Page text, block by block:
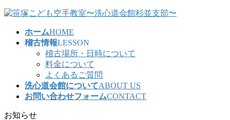
コ
ナ
ホームHOME
稽古情報LESSON
稽古場所・日時について
料金について
よくあるご質問
洗心道会館についてABOUT US
お問い合わせフォームCONTACT
お知らせ